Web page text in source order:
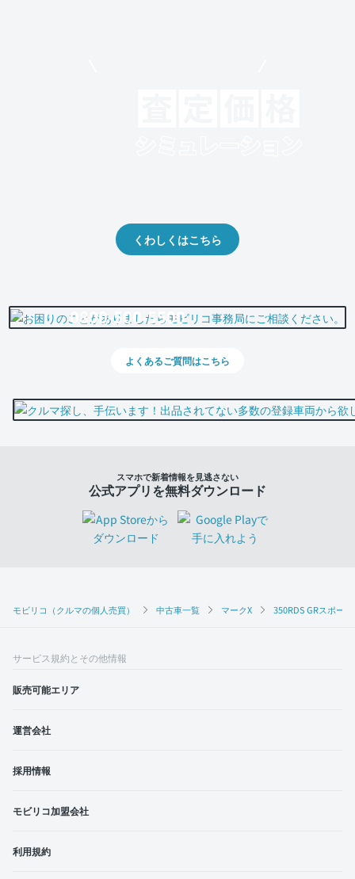
モビリコ（クルマの個人売買） 中古車一覧 マークX 350RDS GRスポーツ
くわしくはこちら
0800-500-5500
よくあるご質問はこちら
スマホで新着情報を見逃さない
公式アプリを無料ダウンロード
サービス規約とその他情報
販売可能エリア
運営会社
採用情報
モビリコ加盟会社
利用規約